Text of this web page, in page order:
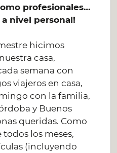
profesionales…
nivel personal!
hicimos
casa,
semana con
viajeros en casa,
con la familia,
y Buenos
queridas. Como
los meses,
(incluyendo